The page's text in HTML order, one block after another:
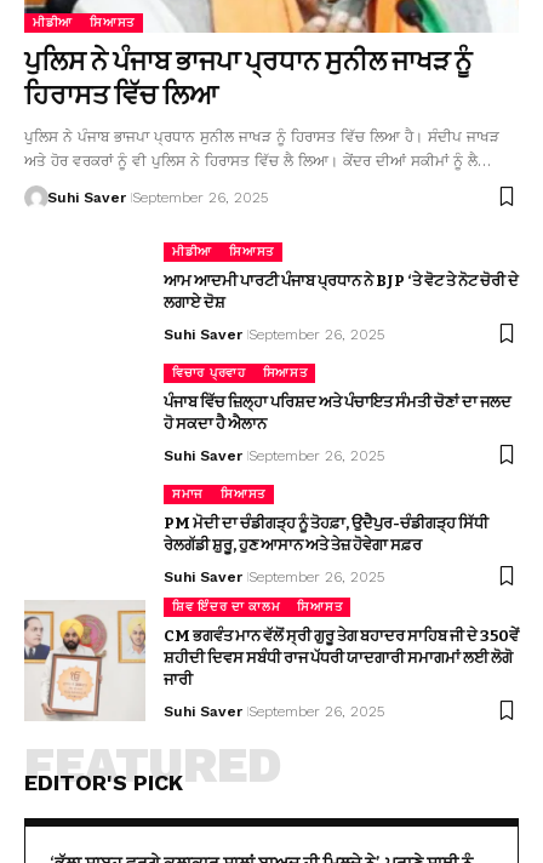
ਮੀਡੀਆ ਸਿਆਸਤ
ਪੁਲਿਸ ਨੇ ਪੰਜਾਬ ਭਾਜਪਾ ਪ੍ਰਧਾਨ ਸੁਨੀਲ ਜਾਖੜ ਨੂੰ
ਹਿਰਾਸਤ ਵਿੱਚ ਲਿਆ
ਪੁਲਿਸ ਨੇ ਪੰਜਾਬ ਭਾਜਪਾ ਪ੍ਰਧਾਨ ਸੁਨੀਲ ਜਾਖੜ ਨੂੰ ਹਿਰਾਸਤ ਵਿੱਚ ਲਿਆ ਹੈ। ਸੰਦੀਪ ਜਾਖੜ
ਅਤੇ ਹੋਰ ਵਰਕਰਾਂ ਨੂੰ ਵੀ ਪੁਲਿਸ ਨੇ ਹਿਰਾਸਤ ਵਿੱਚ ਲੈ ਲਿਆ। ਕੇਂਦਰ ਦੀਆਂ ਸਕੀਮਾਂ ਨੂੰ ਲੈ…
Suhi Saver September 26, 2025
ਮੀਡੀਆ ਸਿਆਸਤ
ਆਮ ਆਦਮੀ ਪਾਰਟੀ ਪੰਜਾਬ ਪ੍ਰਧਾਨ ਨੇ BJP ‘ਤੇ ਵੋਟ ਤੇ ਨੋਟ ਚੋਰੀ ਦੇ
ਲਗਾਏ ਦੋਸ਼
Suhi Saver September 26, 2025
ਵਿਚਾਰ ਪ੍ਰਵਾਹ ਸਿਆਸਤ
ਪੰਜਾਬ ਵਿੱਚ ਜ਼ਿਲ੍ਹਾ ਪਰਿਸ਼ਦ ਅਤੇ ਪੰਚਾਇਤ ਸੰਮਤੀ ਚੋਣਾਂ ਦਾ ਜਲਦ
ਹੋ ਸਕਦਾ ਹੈ ਐਲਾਨ
Suhi Saver September 26, 2025
ਸਮਾਜ ਸਿਆਸਤ
PM ਮੋਦੀ ਦਾ ਚੰਡੀਗੜ੍ਹ ਨੂੰ ਤੋਹਫ਼ਾ, ਉਦੈਪੁਰ-ਚੰਡੀਗੜ੍ਹ ਸਿੱਧੀ
ਰੇਲਗੱਡੀ ਸ਼ੁਰੂ, ਹੁਣ ਆਸਾਨ ਅਤੇ ਤੇਜ਼ ਹੋਵੇਗਾ ਸਫ਼ਰ
Suhi Saver September 26, 2025
ਸ਼ਿਵ ਇੰਦਰ ਦਾ ਕਾਲਮ ਸਿਆਸਤ
CM ਭਗਵੰਤ ਮਾਨ ਵੱਲੋਂ ਸ੍ਰੀ ਗੁਰੂ ਤੇਗ ਬਹਾਦਰ ਸਾਹਿਬ ਜੀ ਦੇ 350ਵੇਂ
ਸ਼ਹੀਦੀ ਦਿਵਸ ਸਬੰਧੀ ਰਾਜ ਪੱਧਰੀ ਯਾਦਗਾਰੀ ਸਮਾਗਮਾਂ ਲਈ ਲੋਗੋ
ਜਾਰੀ
Suhi Saver September 26, 2025
EDITOR'S PICK
FEATURED